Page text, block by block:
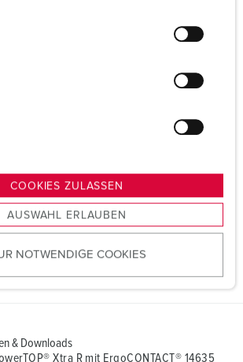
COOKIES ZULASSEN
AUSWAHL ERLAUBEN
NOTWENDIGE COOKIES
& Downloads
Xtra R mit ErgoCONTACT® 14635